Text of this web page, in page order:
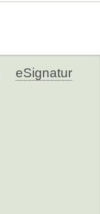
eSignatur